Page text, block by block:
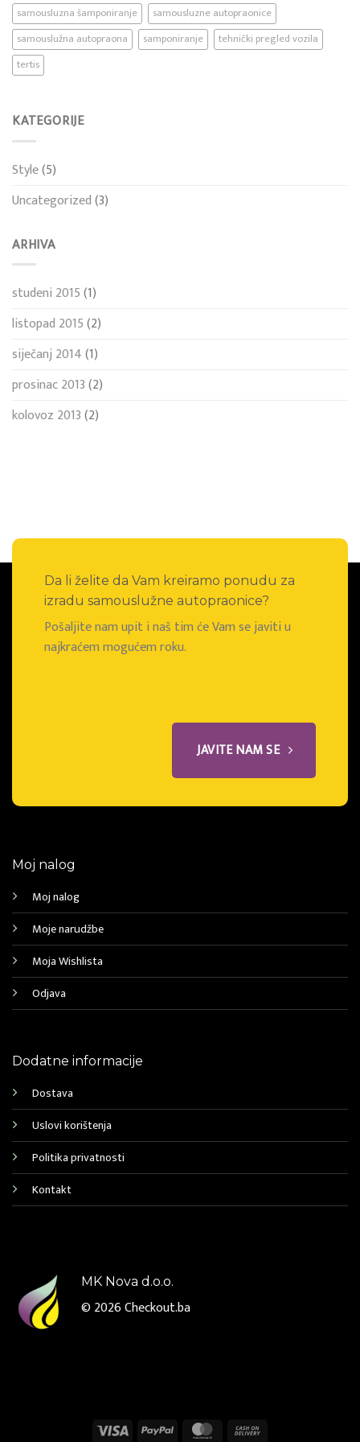
samousluzna šamponiranje
samousluzne autopraonice
samouslužna autopraona
samponiranje
tehnički pregled vozila
tertis
KATEGORIJE
Style(5)
Uncategorized(3)
ARHIVA
studeni 2015(1)
listopad 2015(2)
siječanj 2014(1)
prosinac 2013(2)
kolovoz 2013(2)
Da li želite da Vam kreiramo ponudu za
izradu samouslužne autopraonice?
Pošaljite nam upit i naš tim će Vam se javiti u
najkraćem mogućem roku.
JAVITE NAM SE
Moj nalog
Moj nalog
Moje narudžbe
Moja Wishlista
Odjava
Dodatne informacije
Dostava
Uslovi korištenja
Politika privatnosti
Kontakt
MK Nova d.o.o.
© 2026Checkout.ba